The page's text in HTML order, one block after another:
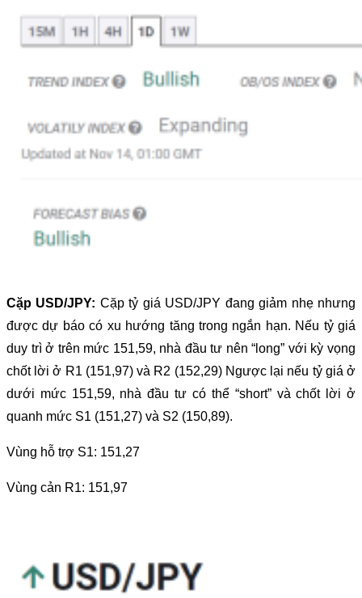
Cặp USD/JPY: Cặp tỷ giá USD/JPY đang giảm nhẹ nhưng
được dự báo có xu hướng tăng trong ngắn hạn. Nếu tỷ giá
duy trì ở trên mức 151,59, nhà đầu tư nên “long” với kỳ vọng
chốt lời ở R1 (151,97) và R2 (152,29) Ngược lại nếu tỷ giá ở
dưới mức 151,59, nhà đầu tư có thể “short” và chốt lời ở
quanh mức S1 (151,27) và S2 (150,89).
Vùng hỗ trợ S1: 151,27
Vùng cản R1: 151,97